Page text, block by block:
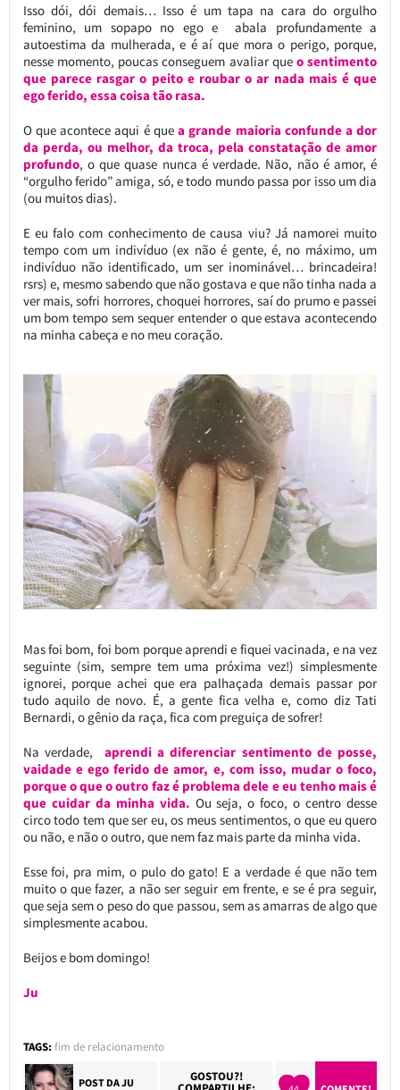
Isso dói, dói demais… Isso é um tapa na cara do orgulho
feminino, um sopapo no ego e abala profundamente a
autoestima da mulherada, e é aí que mora o perigo, porque,
nesse momento, poucas conseguem avaliar queo sentimento
que parece rasgar o peito e roubar o ar nada mais é que
ego ferido, essa coisa tão rasa.
O que acontece aqui é quea grande maioria confunde a dor
da perda, ou melhor, da troca, pela constatação de amor
profundo, o que quase nunca é verdade. Não, não é amor, é
“orgulho ferido” amiga, só, e todo mundo passa por isso um dia
(ou muitos dias).
E eu falo com conhecimento de causa viu? Já namorei muito
tempo com um indivíduo (ex não é gente, é, no máximo, um
indivíduo não identificado, um ser inominável… brincadeira!
rsrs) e, mesmo sabendo que não gostava e que não tinha nada a
ver mais, sofri horrores, choquei horrores, saí do prumo e passei
um bom tempo sem sequer entender o que estava acontecendo
na minha cabeça e no meu coração.
Mas foi bom, foi bom porque aprendi e fiquei vacinada, e na vez
seguinte (sim, sempre tem uma próxima vez!) simplesmente
ignorei, porque achei que era palhaçada demais passar por
tudo aquilo de novo. É, a gente fica velha e, como diz Tati
Bernardi, o gênio da raça, fica com preguiça de sofrer!
Na verdade, aprendi a diferenciar sentimento de posse,
vaidade e ego ferido de amor, e, com isso, mudar o foco,
porque o que o outro faz é problema dele e eu tenho mais é
que cuidar da minha vida. Ou seja, o foco, o centro desse
circo todo tem que ser eu, os meus sentimentos, o que eu quero
ou não, e não o outro, que nem faz mais parte da minha vida.
Esse foi, pra mim, o pulo do gato! E a verdade é que não tem
muito o que fazer, a não ser seguir em frente, e se é pra seguir,
que seja sem o peso do que passou, sem as amarras de algo que
simplesmente acabou.
Beijos e bom domingo!
Ju
TAGS: fim de relacionamento
POST DAJU
GOSTOU?!